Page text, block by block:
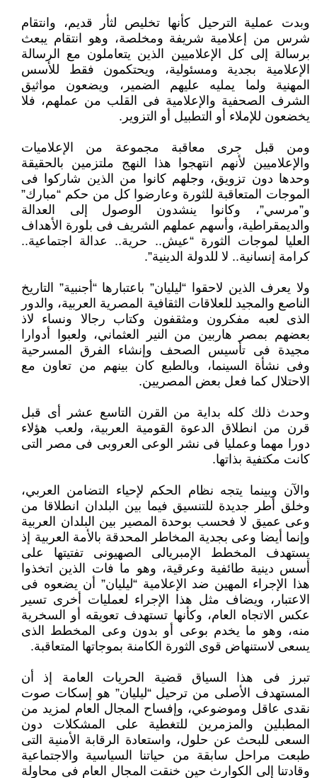
وبدت عملية الترحيل كأنها تخليص لثأر قديم، وانتقام
شرس من إعلامية شريفة ومخلصة، وهو انتقام يبعث
برسالة إلى كل الإعلاميين الذين يتعاملون مع الرسالة
الإعلامية بجدية ومسئولية، ويحتكمون فقط للأسس
المهنية ولما يمليه عليهم الضمير، ويضعون مواثيق
الشرف الصحفية والإعلامية فى القلب من عملهم، فلا
يخضعون للإملاء أو التطبيل أو التزوير.
ومن قبل جرى معاقبة مجموعة من الإعلاميات
والإعلاميين لأنهم انتهجوا هذا النهج ملتزمين بالحقيقة
وحدها دون تزويق، وجلهم كانوا من الذين شاركوا فى
الموجات المتعاقبة للثورة وعارضوا كل من حكم “مبارك”
و”مرسي”، وكانوا ينشدون الوصول إلى العدالة
والديمقراطية، وأسهم عملهم الشريف فى بلورة الأهداف
العليا لموجات الثورة “عيش.. حرية.. عدالة اجتماعية..
كرامة إنسانية.. لا للدولة الدينية”.
ولا يعرف الذين لاحقوا “ليليان” باعتبارها “أجنبية” التاريخ
الناصع والمجيد للعلاقات الثقافية المصرية العربية، والدور
الذى لعبه مفكرون ومثقفون وكتاب رجالا ونساء لاذ
بعضهم بمصر هاربين من النير العثماني، ولعبوا أدوارا
مجيدة فى تأسيس الصحف وإنشاء الفرق المسرحية
وفى نشأة السينما، وبالطبع كان بينهم من تعاون مع
الاحتلال كما فعل بعض المصريين.
وحدث ذلك كله بداية من القرن التاسع عشر أى قبل
قرن من انطلاق الدعوة القومية العربية، ولعب هؤلاء
دورا مهما وعمليا فى نشر الوعى العروبى فى مصر التى
كانت مكتفية بذاتها.
والآن وبينما يتجه نظام الحكم لإحياء التضامن العربي،
وخلق أطر جديدة للتنسيق فيما بين البلدان انطلاقا من
وعى عميق لا فحسب بوحدة المصير بين البلدان العربية
وإنما أيضا وعى بجدية المخاطر المحدقة بالأمة العربية إذ
يستهدف المخطط الإمبريالى الصهيونى تفتيتها على
أسس دينية طائفية وعرقية، وهو ما فات الذين اتخذوا
هذا الإجراء المهين ضد الإعلامية “ليليان” أن يضعوه فى
الاعتبار، ويضاف مثل هذا الإجراء لعمليات أخرى تسير
عكس الاتجاه العام، وكأنها تستهدف تعويقه أو السخرية
منه، وهو ما يخدم بوعى أو بدون وعى المخطط الذى
يسعى لاستنهاض قوى الثورة الكامنة بموجاتها المتعاقبة.
تبرز فى هذا السياق قضية الحريات العامة إذ أن
المستهدف الأصلى من ترحيل “ليليان” هو إسكات صوت
نقدى عاقل وموضوعي، وإفساح المجال العام لمزيد من
المطبلين والمزمرين للتغطية على المشكلات دون
السعى للبحث عن حلول، واستعادة الرقابة الأمنية التى
طبعت مراحل سابقة من حياتنا السياسية والاجتماعية
وقادتنا إلى الكوارث حين خنقت المجال العام فى محاولة